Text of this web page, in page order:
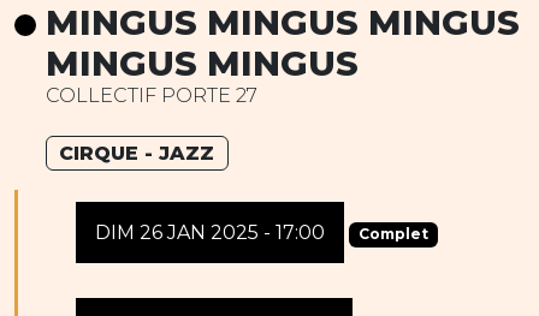
MINGUS MINGUS MINGUS
MINGUS MINGUS
COLLECTIF PORTE 27
CIRQUE - JAZZ
DIM 26 JAN 2025 - 17:00 Complet